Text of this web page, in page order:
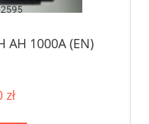
AH 1000A (EN)
zł